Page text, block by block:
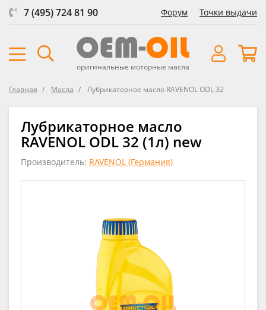
7 (495) 724 81 90 Форум Точки выдачи
оригинальные моторные масла
Главная Масла Лубрикаторное масло RAVENOL ODL 32
Лубрикаторное масло
RAVENOL ODL 32 (1л) new
Производитель: RAVENOL (Германия)